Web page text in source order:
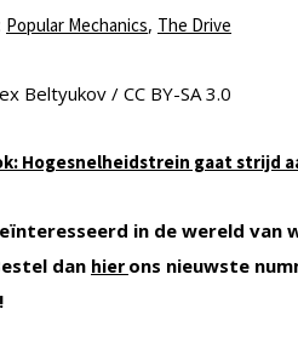
Popular Mechanics, The Drive
Beltyukov / CC BY-SA 3.0
Hogesnelheidstrein gaat strijd
in de wereld van
dan hier ons nieuwste
!